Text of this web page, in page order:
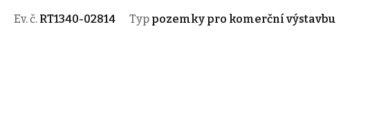
Ev. č. RT1340-02814 Typ pozemky pro komerční výstavbu